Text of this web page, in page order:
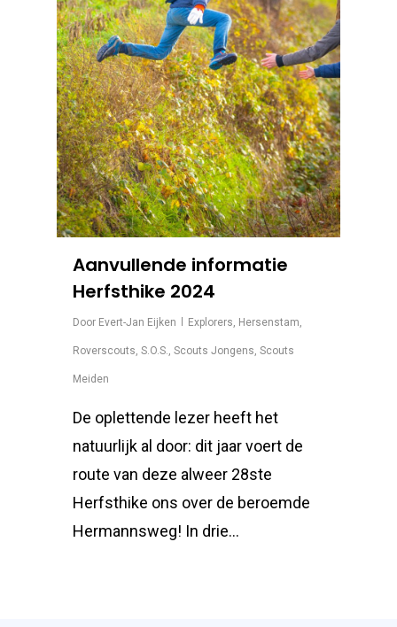
Aanvullende informatie
Herfsthike 2024
Door Evert-Jan Eijken Explorers, Hersenstam,
Roverscouts, S.O.S., Scouts Jongens, Scouts
Meiden
De oplettende lezer heeft het
natuurlijk al door: dit jaar voert de
route van deze alweer 28ste
Herfsthike ons over de beroemde
Hermannsweg! In drie…